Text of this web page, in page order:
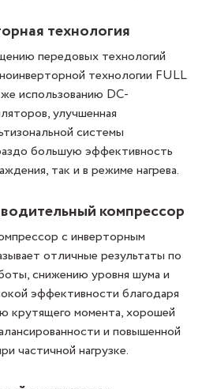
технология
передовых технологий
технологии FULL
использованию DC-
улучшенная
системы
большую эффективность
так и в режиме нагрева.
компрессор
с инверторным
отличные результаты по
снижению уровня шума и
эффективности благодаря
крутящего момента, хорошей
и повышенной
частичной нагрузке.